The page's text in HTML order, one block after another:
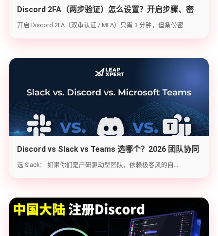
Discord 2FA（两步验证）怎么设置？开启步骤、密
钥备份与炸号救急（2026实战版）
开启 Discord 2FA（双重认证 / MFA）只需 3 分钟，但备份密...
Discord vs Slack vs Teams 选哪个？2026 团队协同
工具实战选型指南
选 Slack： 如果你们是产研驱动型团队，依赖极客风的自...